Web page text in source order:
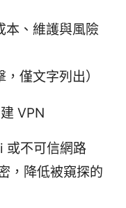
本、維護與風險
僅文字列出）
VPN
或不可信網路
，降低被窺探的